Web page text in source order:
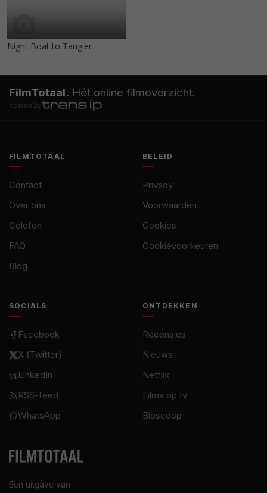
Night Boat to Tangier
FilmTotaal. Hét online filmoverzicht.
hosted by
Een uitgave van
FILMTOTAAL
Contact
Over ons
Colofon
FAQ
Blog
BELEID
Privacy
Voorwaarden
Cookies
Cookievoorkeuren
SOCIALS
Facebook
X (Twitter)
LinkedIn
RSS-feed
WhatsApp
ONTDEKKEN
Recensies
Nieuws
Netflix
Films op tv
Bioscoop